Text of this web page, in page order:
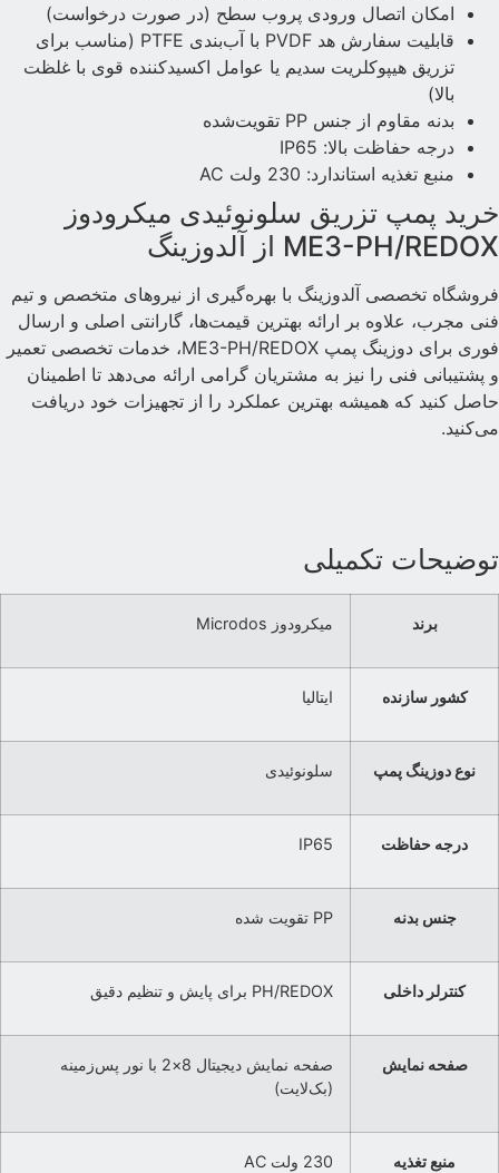
امکان اتصال ورودی پروب سطح (در صورت درخواست)
قابلیت سفارش هد PVDF با آب‌بندی PTFE (مناسب برای
تزریق هیپوکلریت سدیم یا عوامل اکسیدکننده قوی با غلظت
بالا)
بدنه مقاوم از جنس PP تقویت‌شده
درجه حفاظت بالا: IP65
منبع تغذیه استاندارد: 230 ولت AC
خرید پمپ تزریق سلونوئیدی میکرودوز
ME3-PH/REDOX از آلدوزینگ
فروشگاه تخصصی آلدوزینگ با بهره‌گیری از نیروهای متخصص و تیم
فنی مجرب، علاوه بر ارائه بهترین قیمت‌ها، گارانتی اصلی و ارسال
فوری برای دوزینگ پمپ ME3-PH/REDOX، خدمات تخصصی تعمیر
و پشتیبانی فنی را نیز به مشتریان گرامی ارائه می‌دهد تا اطمینان
حاصل کنید که همیشه بهترین عملکرد را از تجهیزات خود دریافت
می‌کنید.
توضیحات تکمیلی
برند میکرودوز Microdos
کشور سازنده ایتالیا
نوع دوزینگ پمپ سلونوئیدی
درجه حفاظت IP65
جنس بدنه PP تقویت شده
کنترلر داخلی PH/REDOX برای پایش و تنظیم دقیق
صفحه نمایش
صفحه نمایش دیجیتال 8×2 با نور پس‌زمینه
(بک‌لایت)
منبع تغذیه
230 ولت AC